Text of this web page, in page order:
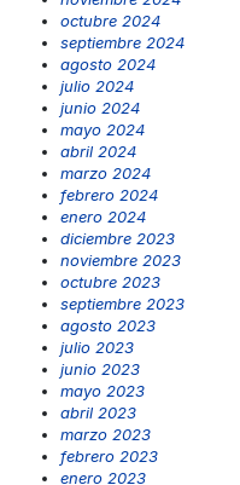
octubre 2024
septiembre 2024
agosto 2024
julio 2024
junio 2024
mayo 2024
abril 2024
marzo 2024
febrero 2024
enero 2024
diciembre 2023
noviembre 2023
octubre 2023
septiembre 2023
agosto 2023
julio 2023
junio 2023
mayo 2023
abril 2023
marzo 2023
febrero 2023
enero 2023